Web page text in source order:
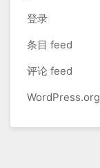
登录
条目 feed
评论 feed
WordPress.org